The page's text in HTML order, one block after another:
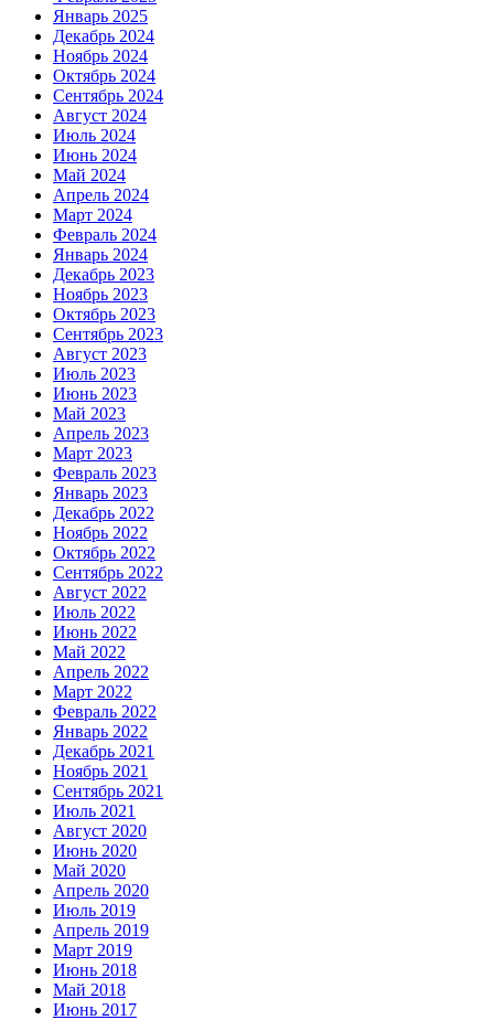
Январь 2025
Декабрь 2024
Ноябрь 2024
Октябрь 2024
Сентябрь 2024
Август 2024
Июль 2024
Июнь 2024
Май 2024
Апрель 2024
Март 2024
Февраль 2024
Январь 2024
Декабрь 2023
Ноябрь 2023
Октябрь 2023
Сентябрь 2023
Август 2023
Июль 2023
Июнь 2023
Май 2023
Апрель 2023
Март 2023
Февраль 2023
Январь 2023
Декабрь 2022
Ноябрь 2022
Октябрь 2022
Сентябрь 2022
Август 2022
Июль 2022
Июнь 2022
Май 2022
Апрель 2022
Март 2022
Февраль 2022
Январь 2022
Декабрь 2021
Ноябрь 2021
Сентябрь 2021
Июль 2021
Август 2020
Июнь 2020
Май 2020
Апрель 2020
Июль 2019
Апрель 2019
Март 2019
Июнь 2018
Май 2018
Июнь 2017